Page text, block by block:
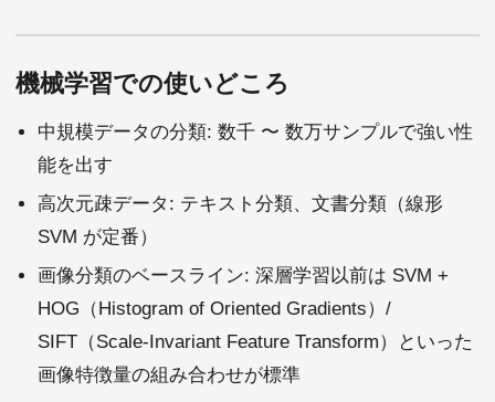
機械学習での使いどころ
中規模データの分類: 数千 〜 数万サンプルで強い性
能を出す
高次元疎データ: テキスト分類、文書分類（線形
SVM が定番）
画像分類のベースライン: 深層学習以前は SVM +
HOG（Histogram of Oriented Gradients）/
SIFT（Scale-Invariant Feature Transform）といった
画像特徴量の組み合わせが標準